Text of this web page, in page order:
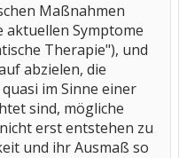
Maßnahmen
aktuellen Symptome
Therapie"), und
abzielen, die
im Sinne einer
sind, mögliche
erst entstehen zu
und ihr Ausmaß so